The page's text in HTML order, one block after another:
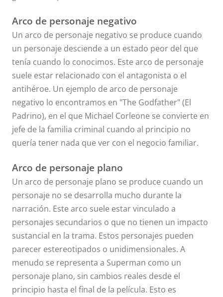
Arco de personaje negativo
Un arco de personaje negativo se produce cuando
un personaje desciende a un estado peor del que
tenía cuando lo conocimos. Este arco de personaje
suele estar relacionado con el antagonista o el
antihéroe. Un ejemplo de arco de personaje
negativo lo encontramos en "The Godfather" (El
Padrino), en el que Michael Corleone se convierte en
jefe de la familia criminal cuando al principio no
quería tener nada que ver con el negocio familiar.
Arco de personaje plano
Un arco de personaje plano se produce cuando un
personaje no se desarrolla mucho durante la
narración. Este arco suele estar vinculado a
personajes secundarios o que no tienen un impacto
sustancial en la trama. Estos personajes pueden
parecer estereotipados o unidimensionales. A
menudo se representa a Superman como un
personaje plano, sin cambios reales desde el
principio hasta el final de la película. Esto es